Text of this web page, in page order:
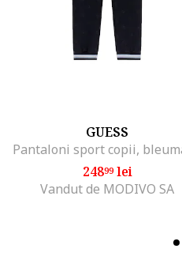
GUESS
24899lei
Vandut de MODIVO SA